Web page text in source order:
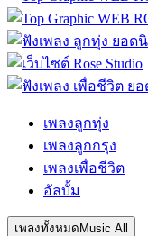
เพลงลูกทุ่ง
เพลงลูกกรุง
เพลงเพื่อชีวิต
อัลบั้ม
เพลงทั้งหมด Music All